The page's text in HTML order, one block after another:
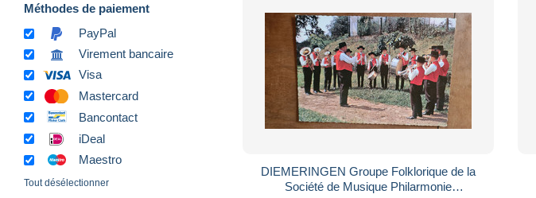
Méthodes de paiement
PayPal
Virement bancaire
Visa
Mastercard
Bancontact
iDeal
Maestro
Tout désélectionner
DIEMERINGEN Groupe Folklorique de la
Société de Musique Philarmonie